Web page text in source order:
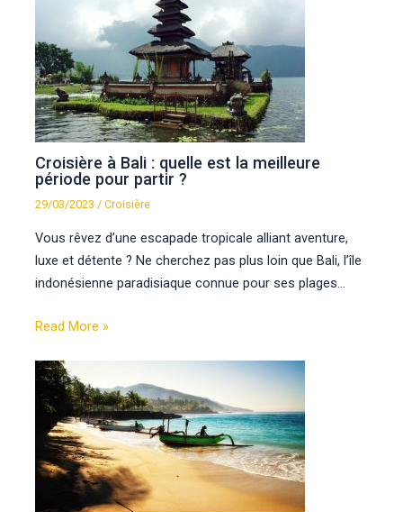
Croisière à Bali : quelle est la meilleure
période pour partir ?
29/03/2023/Croisière
Vous rêvez d’une escapade tropicale alliant aventure,
luxe et détente ? Ne cherchez pas plus loin que Bali, l’île
indonésienne paradisiaque connue pour ses plages…
Read More »